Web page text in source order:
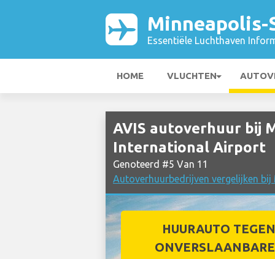
Essentiële Luchthaven
HOME VLUCHTEN
AVIS autoverhuur bij
International Airport
Genoteerd #5 Van 11
Autoverhuurbedrijven vergelijken
HUURAUTO